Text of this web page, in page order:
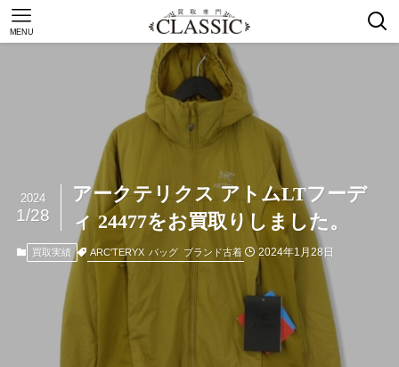
MENU
アークテリクス アトムLTフーデ
ィ 24477をお買取りしました。
2024
1/28
買取実績 ARC'TERYX バッグ ブランド古着 2024年1月28日